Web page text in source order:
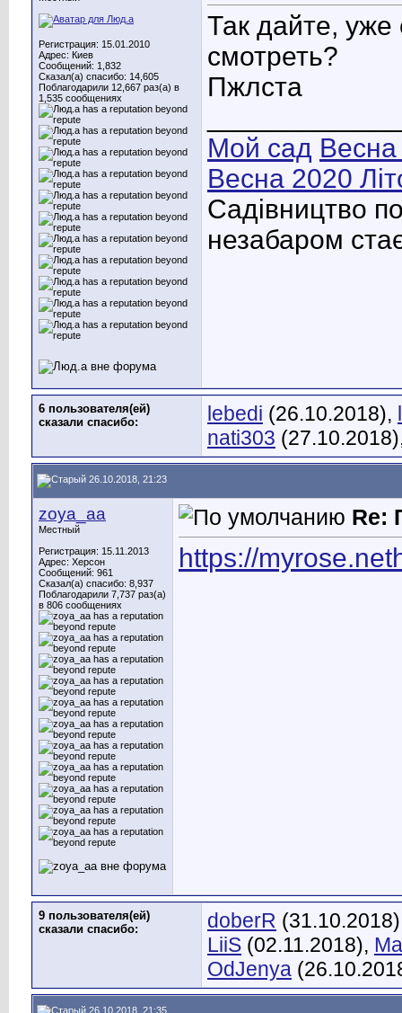
Регистрация: 15.01.2010
Адрес: Киев
Сообщений: 1,832
Сказал(а) спасибо: 14,605
Поблагодарили 12,667 раз(а) в
1,535 сообщениях
Так дайте, уже
смотреть?
Пжлста
Мой сад
Весна 2020
Садівництво
незабаром
6 пользователя(ей)
сказали cпасибо:
lebedi (26.10.2018),
nati303
26.10.2018, 21:23
zoya_aa
Местный
Регистрация: 15.11.2013
Адрес: Херсон
Сообщений: 961
Сказал(а) спасибо: 8,937
Поблагодарили 7,737 раз(а)
в 806 сообщениях
Re:
https://
9 пользователя(ей)
сказали cпасибо:
doberR
LiiS (02.11.2018),
OdJenya
26.10.2018, 21:35